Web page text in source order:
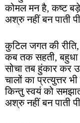
कोमल मन है, कष्ट
अश्रु नहीं बन पाती
कुटिल जगत की
कब तक सहती, बहुधा
सोचा तब हुंकार कर
चालों का प्रत्युत्तर
किन्तु स्वयं को
अश्रु नहीं बन पाती